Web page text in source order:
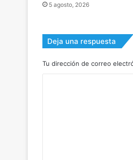
5 agosto, 2026
Deja una respuesta
Tu dirección de correo